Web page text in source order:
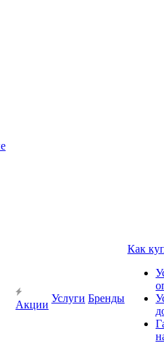
Акции
Услуги Бренды
Как